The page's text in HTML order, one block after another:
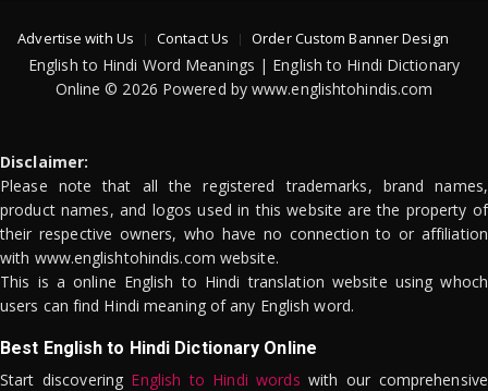
Advertise with Us Contact Us Order Custom Banner Design
English to Hindi Word Meanings | English to Hindi Dictionary
Online © 2026 Powered by www.englishtohindis.com
Disclaimer:
Please note that all the registered trademarks, brand names,
product names, and logos used in this website are the property of
their respective owners, who have no connection to or affiliation
with www.englishtohindis.com website.
This is a online English to Hindi translation website using whoch
users can find Hindi meaning of any English word.
Best English to Hindi Dictionary Online
Start discovering English to Hindi words with our comprehensive